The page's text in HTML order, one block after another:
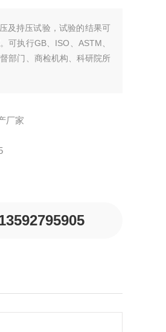
及持压试验，试验的结果可
可执行GB、ISO、ASTM、
部门、商检机构、科研院所
厂家